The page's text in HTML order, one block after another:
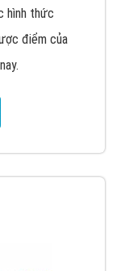
hình thức
điểm của